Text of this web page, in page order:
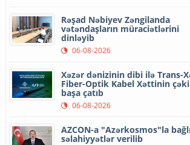
Rəşad Nəbiyev Zəngilanda
vətəndaşların müraciətlərini
dinləyib
06-08-2026
Xəzər dənizinin dibi ilə Trans-
Fiber-Optik Kabel Xəttinin
başa çatıb
06-08-2026
AZCON-a "Azərkosmos"la
səlahiyyətlər verilib